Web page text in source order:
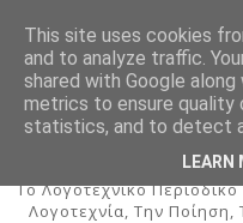
To Λογοτεχνικό
Λογοτεχνία, Την Ποίηση,
This site uses cookies
and to analyze traffic.
shared with Google
metrics to ensure quality
statistics, and to detect
LEARN